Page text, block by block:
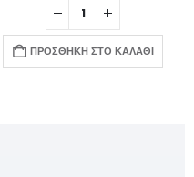
ΠΡΟΣΘΉΚΗ ΣΤΟ ΚΑΛΆΘΙ